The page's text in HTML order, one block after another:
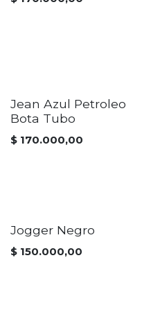
Jean Azul Petroleo
Bota Tubo
$ 170.000,00
Jogger Negro
$ 150.000,00